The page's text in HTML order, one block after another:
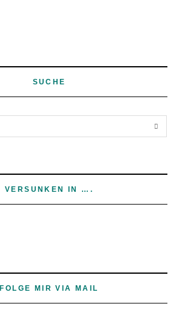
SUCHE
VERSUNKEN IN ….
FOLGE MIR VIA MAIL